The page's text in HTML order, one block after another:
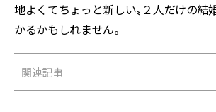
地よくてちょっと新しい〟２人だけの結
かるかもしれません。
関連記事